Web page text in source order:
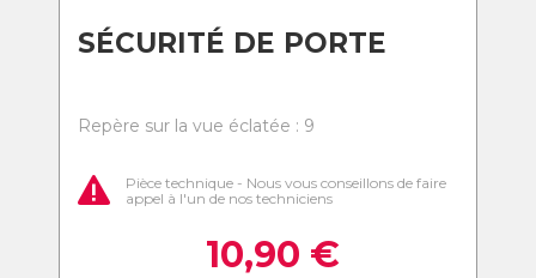
SÉCURITÉ DE PORTE
Repère sur la vue éclatée : 9
Pièce technique - Nous vous conseillons de faire
appel à l'un de nos techniciens
10,90 €